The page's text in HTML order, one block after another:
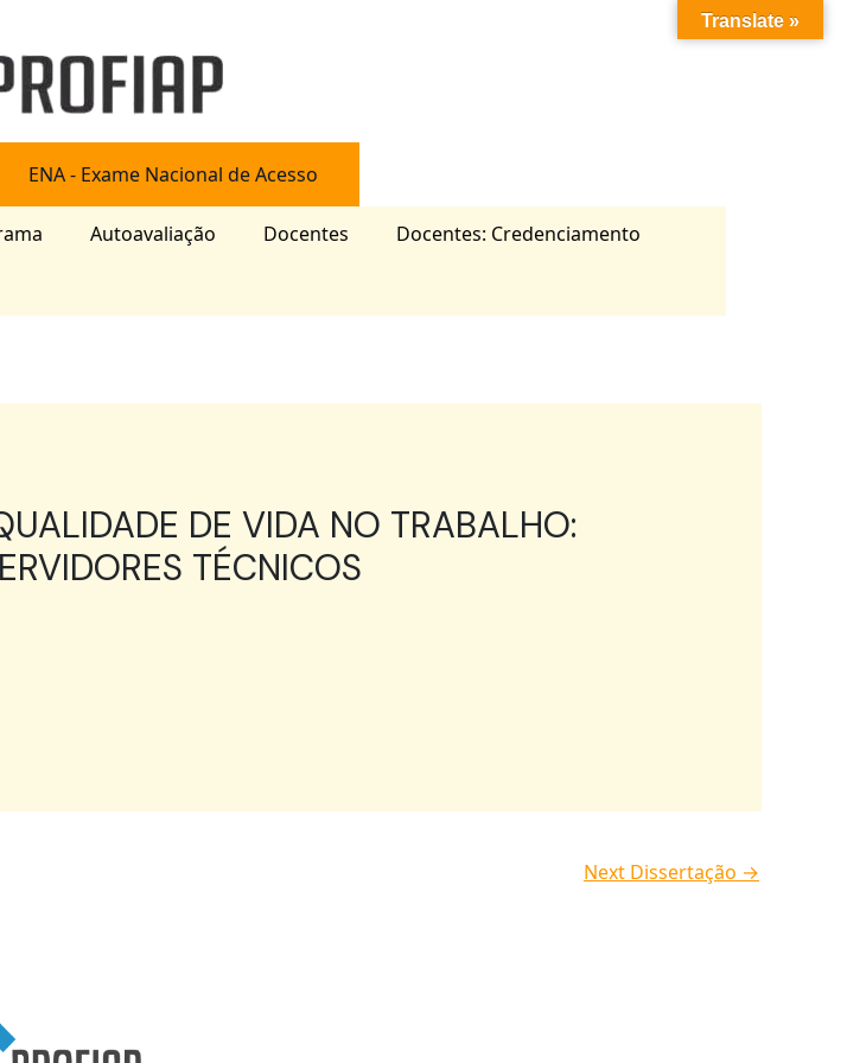
ENA - Exame Nacional de Acesso
Autoavaliação Docentes Docentes: Credenciamento
DE VIDA NO TRABALHO:
TÉCNICOS
Next Dissertação →
Translate »